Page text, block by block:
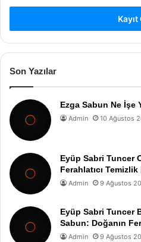
Kayıt
Son Yazılar
Ezga Sabun Ne İşe
Admin 10 Ağustos
Eyüp Sabri Tuncer
Ferahlatıcı
Admin 9 Ağustos
Eyüp Sabri Tuncer
Sabun: Doğanın
Admin 9 Ağustos